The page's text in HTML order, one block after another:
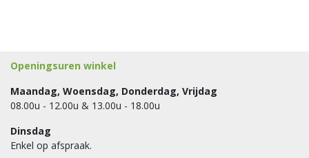
Openingsuren winkel
Maandag, Woensdag, Donderdag, Vrijdag
08.00u - 12.00u & 13.00u - 18.00u
Dinsdag
Enkel op afspraak.